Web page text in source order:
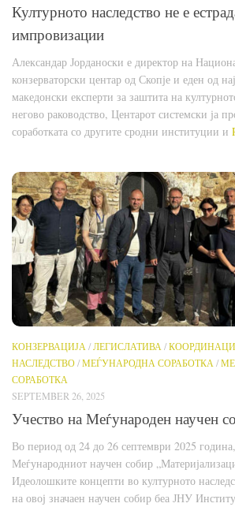
Културното наследство не е
импровизации
Александар Јорданоски е директор на
конзерваторски центар од Скопје и еден од
македонски експерти за заштита на
негово раководство, Центарот системски ја
соработката со другите сродни институции и
КОНЗЕРВАЦИЈА /ЛЕГИСЛАТИВА /
НАСЛЕДСТВО/МЕЃУНАРОДНА СОРАБОТКА /
СОРАБОТКА
SEPTEMBER 26, 2025
Учество на Меѓународен научен
Во период од 24 до 26 септември 2025
Меѓународниот научен собир
Идеолошките концепти во културното
на овој значаен научен собир беа ЈНУ